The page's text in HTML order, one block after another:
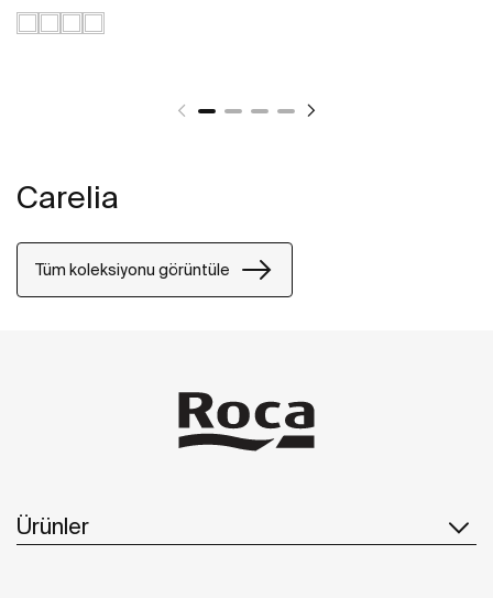
Carelia
Tüm koleksiyonu görüntüle
Ürünler